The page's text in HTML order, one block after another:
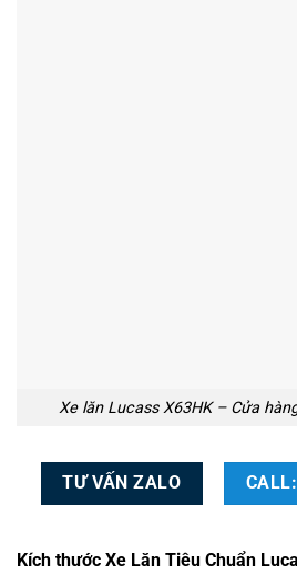
Xe lăn Lucass X63HK – Cửa
TƯ VẤN ZALO
Kích thước Xe Lăn Tiêu Chuẩn